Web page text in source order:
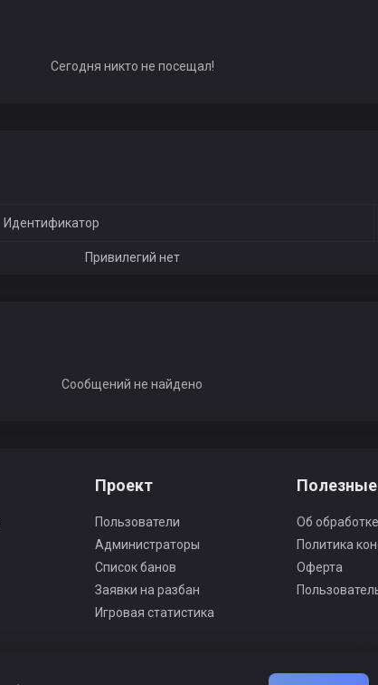
Сегодня никто не посещал!
Идентификатор
Привилегий нет
Сообщений не найдено
Проект
Пользователи
Администраторы
Список банов
Заявки на разбан
Игровая статистика
Об
Политика
Оферта